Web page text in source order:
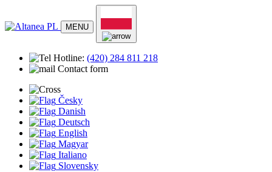
MENU
Hotline: (420) 284 811 218
Contact form
Česky
Danish
Deutsch
English
Magyar
Italiano
Slovensky